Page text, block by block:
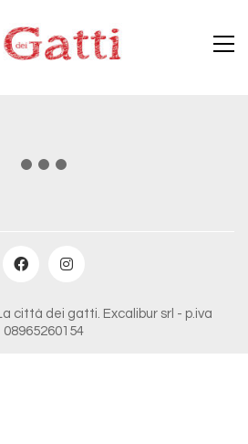
città dei gatti. Excalibur srl - p.iva
08965260154